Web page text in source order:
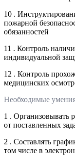
10 .
пожарной
обязанностей
11 . Контроль
индивидуальной
12 . Контроль
медицинских
Необходимые
1 . Организовывать
от поставленных
2 . Составлять
том числе в